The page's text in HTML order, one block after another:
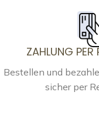
ZAHLUNG PER
Bestellen und
sicher per